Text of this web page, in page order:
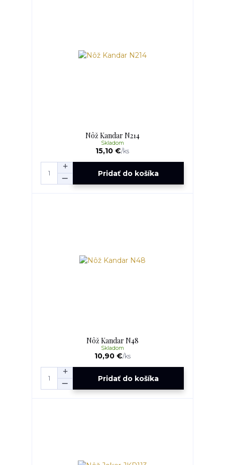
Nôž Kandar N214
15,10 €/ks
Skladom
Pridať do košíka
Nôž Kandar N48
10,90 €/ks
Skladom
Pridať do košíka